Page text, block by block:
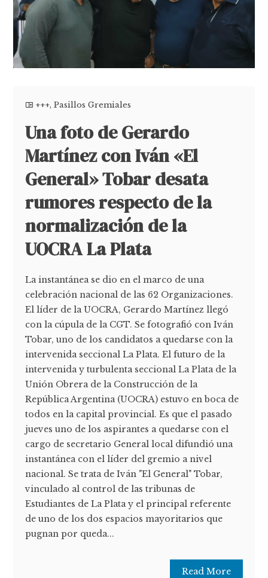
+++,Pasillos Gremiales
Una foto de Gerardo
Martínez con Iván «El
General» Tobar desata
rumores respecto de la
normalización de la
UOCRA La Plata
La instantánea se dio en el marco de una
celebración nacional de las 62 Organizaciones.
El líder de la UOCRA, Gerardo Martínez llegó
con la cúpula de la CGT. Se fotografió con Iván
Tobar, uno de los candidatos a quedarse con la
intervenida seccional La Plata. El futuro de la
intervenida y turbulenta seccional La Plata de la
Unión Obrera de la Construcción de la
República Argentina (UOCRA) estuvo en boca de
todos en la capital provincial. Es que el pasado
jueves uno de los aspirantes a quedarse con el
cargo de secretario General local difundió una
instantánea con el líder del gremio a nivel
nacional. Se trata de Iván "El General" Tobar,
vinculado al control de las tribunas de
Estudiantes de La Plata y el principal referente
de uno de los dos espacios mayoritarios que
pugnan por queda...
Read More